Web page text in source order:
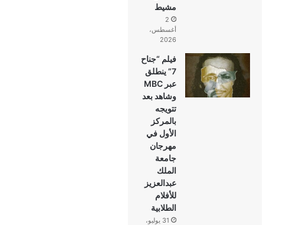
مشيط
2
أغسطس،
2026
فيلم “جناح
7” ينطلق
عبر MBC
وشاهد بعد
تتويجه
بالمركز
الأول في
مهرجان
جامعة
الملك
عبدالعزيز
للأفلام
الطلابية
31 يوليو،